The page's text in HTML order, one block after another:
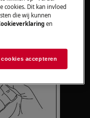
cookies. Dit kan invloed
die wij kunnen
en
accepteren